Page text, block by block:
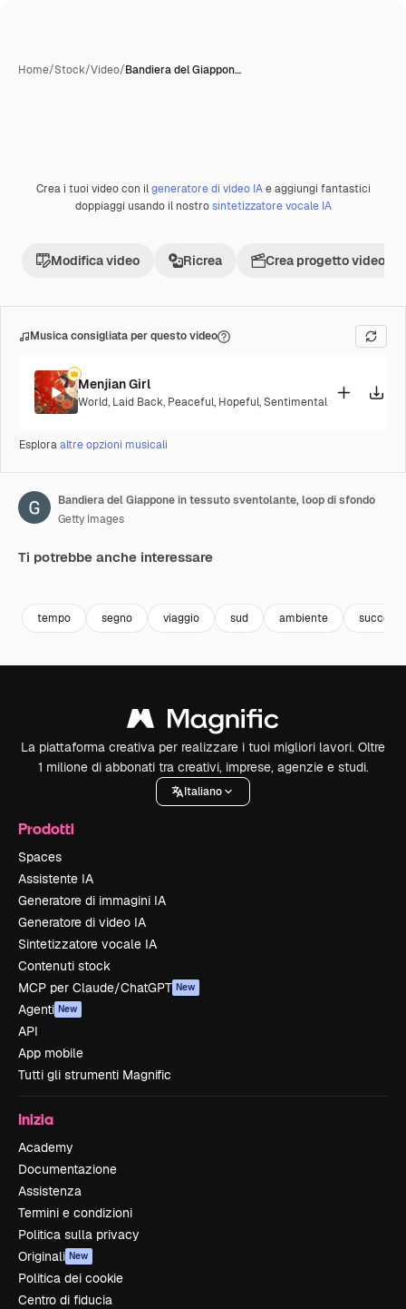
Home/Stock/Video/Bandiera del Giappon…
Premium
Crea i tuoi video con ilgeneratore di video IAe aggiungi fantastici
doppiaggi usando il nostrosintetizzatore vocale IA
Modifica video Ricrea Crea progetto video
Musica consigliata per questo video
Menjian Girl
World, Laid Back, Peaceful, Hopeful,Sentimental
Esploraaltre opzioni musicali
Bandiera del Giappone in tessuto sventolante, loop di sfondo
Getty Images
Ti potrebbe anche interessare
tempo segno viaggio sud ambiente successo
La piattaforma creativa per realizzare i tuoi migliori lavori. Oltre
1 milione di abbonati tra creativi, imprese, agenzie e studi.
Italiano
Prodotti
Spaces
Assistente IA
Generatore di immagini IA
Generatore di video IA
Sintetizzatore vocale IA
Contenuti stock
MCP per Claude/ChatGPT New
Agenti New
API
App mobile
Tutti gli strumenti Magnific
Inizia
Academy
Documentazione
Assistenza
Termini e condizioni
Politica sulla privacy
Originali New
Politica dei cookie
Centro di fiducia